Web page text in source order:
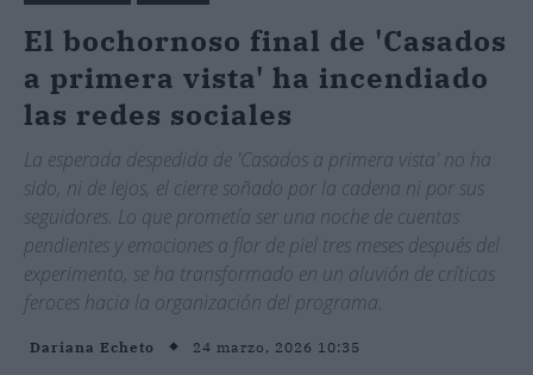
El bochornoso final de 'Casados
a primera vista' ha incendiado
las redes sociales
La esperada despedida de 'Casados a primera vista' no ha
sido, ni de lejos, el cierre soñado por la cadena ni por sus
seguidores. Lo que prometía ser una noche de cuentas
pendientes y emociones a flor de piel tres meses después del
experimento, se ha transformado en un aluvión de críticas
feroces hacia la organización del programa.
Dariana Echeto 24 marzo, 2026 10:35